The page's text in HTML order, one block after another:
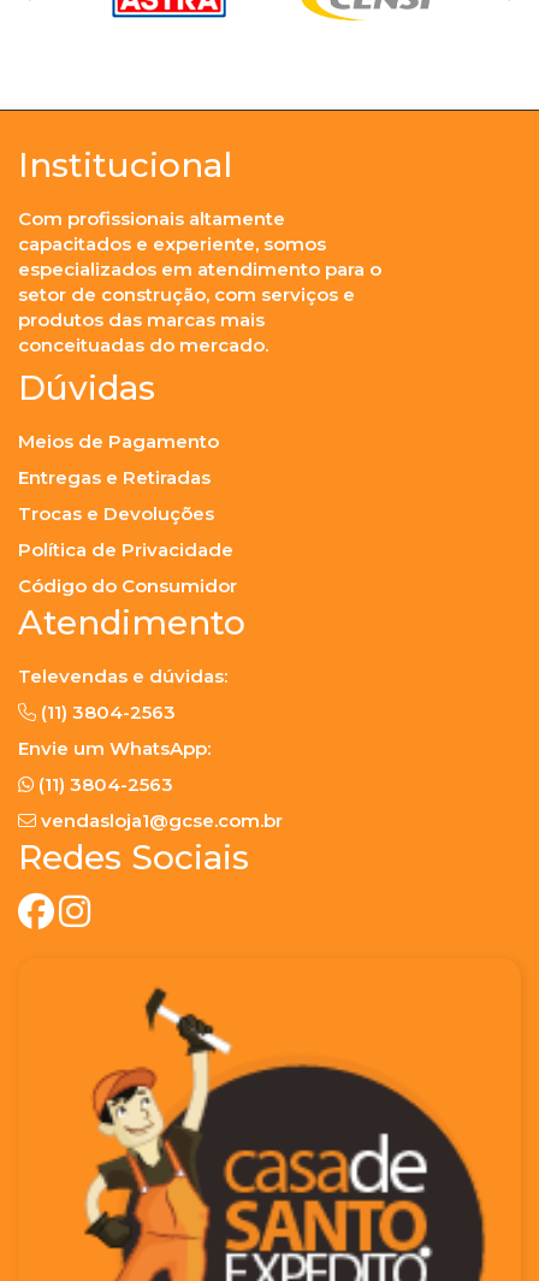
Institucional
Com profissionais altamente
capacitados e experiente, somos
especializados em atendimento para o
setor de construção, com serviços e
produtos das marcas mais
conceituadas do mercado.
Dúvidas
Meios de Pagamento
Entregas e Retiradas
Trocas e Devoluções
Política de Privacidade
Código do Consumidor
Atendimento
Televendas e dúvidas:
(11) 3804-2563
Envie um WhatsApp:
(11) 3804-2563
vendasloja1@gcse.com.br
Redes Sociais